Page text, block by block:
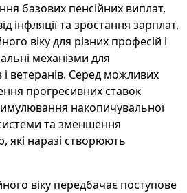
базових пенсійних виплат,
інфляції та зростання зарплат,
віку для різних професій і
механізми для
і ветеранів. Серед можливих
прогресивних ставок
накопичувальної
та зменшення
які наразі створюють
віку передбачає поступове